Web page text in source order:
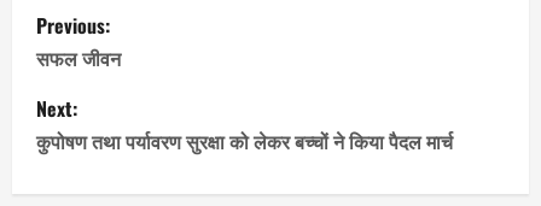
P
o
s
t
Previous:
सफल जीवन
Next:
कुपोषण तथा पर्यावरण सुरक्षा को लेकर बच्चों ने किया पैदल मार्च